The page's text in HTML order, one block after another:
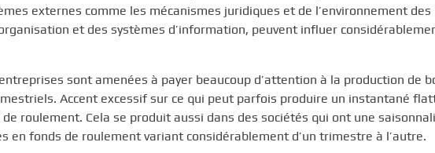
externes comme les mécanismes juridiques et de l’environnement des
et des systèmes d’information, peuvent influer
sont amenées à payer beaucoup d’attention à la production de
Accent excessif sur ce qui peut parfois produire un instantané
roulement. Cela se produit aussi dans des sociétés qui ont une
en fonds de roulement variant considérablement d’un trimestre à l’autre.